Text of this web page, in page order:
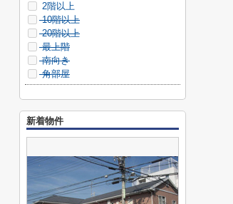
2階以上
10階以上
20階以上
最上階
南向き
角部屋
新着物件